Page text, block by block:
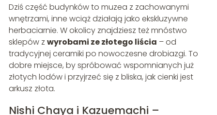
Dziś część budynków to muzea z zachowanymi
wnętrzami, inne wciąż działają jako ekskluzywne
herbaciarnie. W okolicy znajdziesz też mnóstwo
sklepów z wyrobami ze złotego liścia – od
tradycyjnej ceramiki po nowoczesne drobiazgi. To
dobre miejsce, by spróbować wspomnianych już
złotych lodów i przyjrzeć się z bliska, jak cienki jest
arkusz złota.
Nishi Chaya i Kazuemachi –